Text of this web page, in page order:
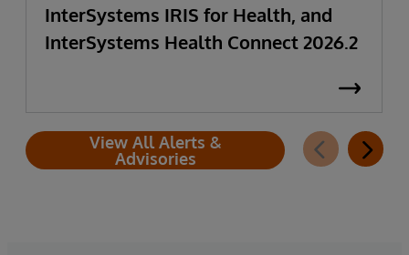
InterSystems IRIS for Health, and
InterSystems Health Connect 2026.2
View All Alerts &
Advisories